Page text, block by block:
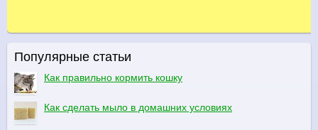
Популярные статьи
Как правильно кормить кошку
Как сделать мыло в домашних условиях